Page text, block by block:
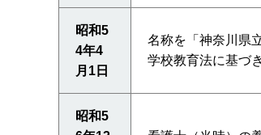
昭和5
4年4
月1日
名称を「神奈川県
学校教育法に基づ
昭和5